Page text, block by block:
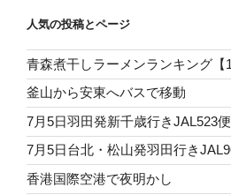
人気の投稿とページ
青森煮干しラーメンランキング【
釜山から安東へバスで移動
7月5日羽田発新千歳行きJAL523便
7月5日台北・松山発羽田行き
香港国際空港で夜明かし